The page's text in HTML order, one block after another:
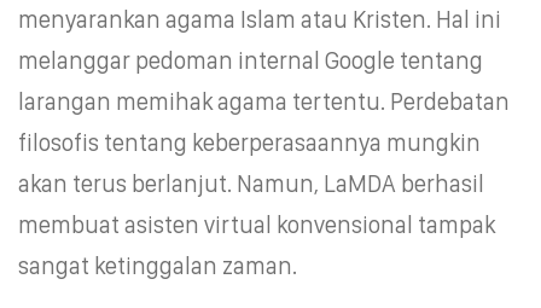
menyarankan agama Islam atau Kristen. Hal ini
melanggar pedoman internal Google tentang
larangan memihak agama tertentu. Perdebatan
filosofis tentang keberperasaannya mungkin
akan terus berlanjut. Namun, LaMDA berhasil
membuat asisten virtual konvensional tampak
sangat ketinggalan zaman.